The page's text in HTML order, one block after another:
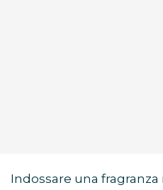
Indossare una